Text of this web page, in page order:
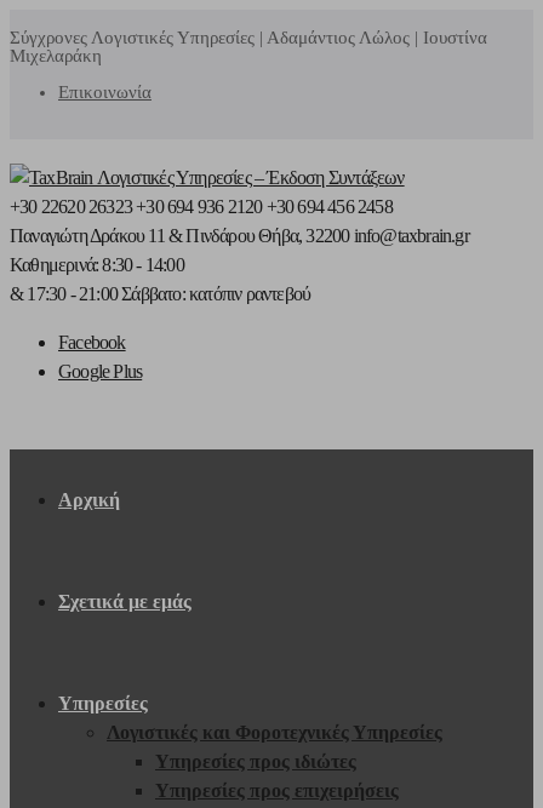
Σύγχρονες Λογιστικές Υπηρεσίες | Αδαμάντιος Λώλος | Ιουστίνα
Μιχελαράκη
Επικοινωνία
+30 22620 26323+30 694 936 2120 +30 694 456 2458
Παναγιώτη Δράκου 11 & ΠινδάρουΘήβα, 32200 info@taxbrain.gr
Καθημερινά: 8:30 - 14:00
& 17:30 - 21:00Σάββατο: κατόπιν ραντεβού
Facebook
Google Plus
Αρχική
Σχετικά με εμάς
Υπηρεσίες
Λογιστικές και Φοροτεχνικές Υπηρεσίες
Υπηρεσίες προς ιδιώτες
Υπηρεσίες προς επιχειρήσεις